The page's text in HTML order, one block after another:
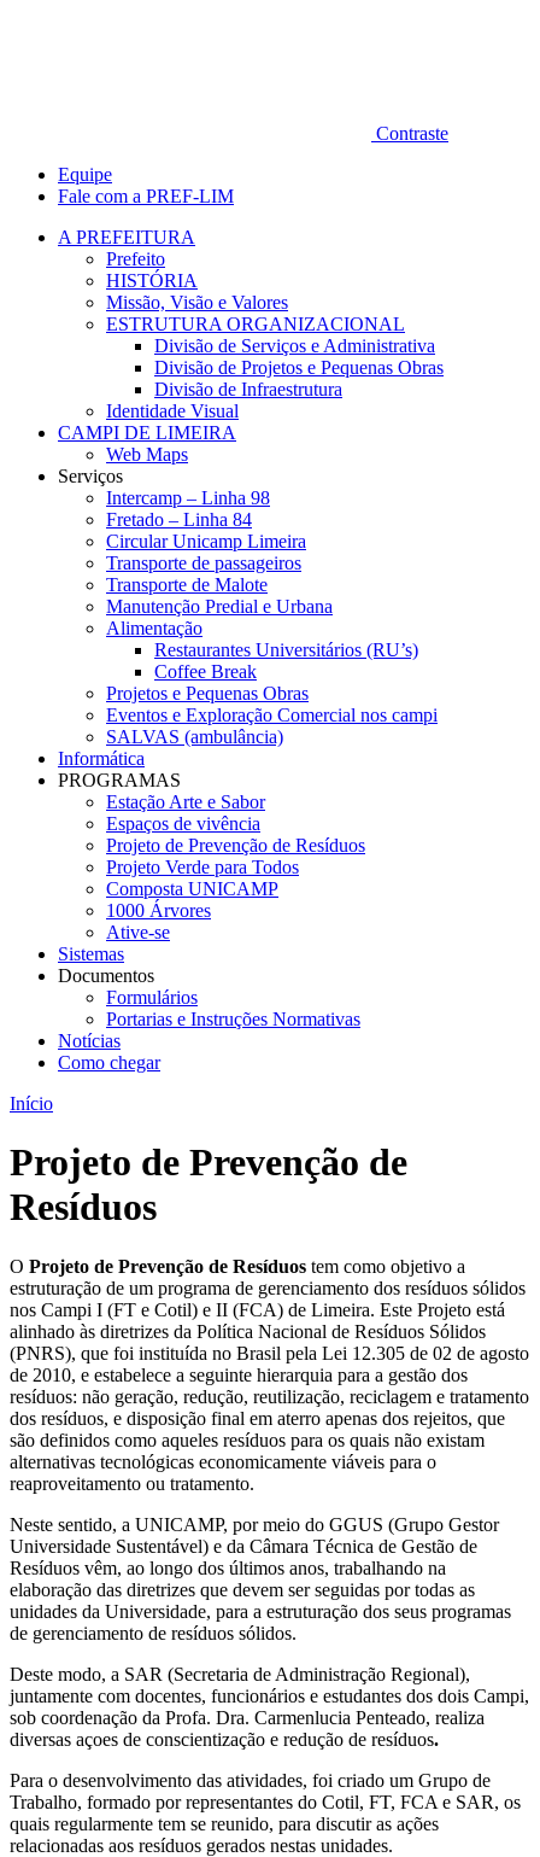
Contraste
Equipe
Fale com a PREF-LIM
A PREFEITURA
Prefeito
HISTÓRIA
Missão, Visão e Valores
ESTRUTURA ORGANIZACIONAL
Divisão de Serviços e Administrativa
Divisão de Projetos e Pequenas Obras
Divisão de Infraestrutura
Identidade Visual
CAMPI DE LIMEIRA
Web Maps
Serviços
Intercamp – Linha 98
Fretado – Linha 84
Circular Unicamp Limeira
Transporte de passageiros
Transporte de Malote
Manutenção Predial e Urbana
Alimentação
Restaurantes Universitários (RU’s)
Coffee Break
Projetos e Pequenas Obras
Eventos e Exploração Comercial nos campi
SALVAS (ambulância)
Informática
PROGRAMAS
Estação Arte e Sabor
Espaços de vivência
Projeto de Prevenção de Resíduos
Projeto Verde para Todos
Composta UNICAMP
1000 Árvores
Ative-se
Sistemas
Documentos
Formulários
Portarias e Instruções Normativas
Notícias
Como chegar
Início
Projeto de Prevenção de
Resíduos
O Projeto de Prevenção de Resíduos tem como objetivo a
estruturação de um programa de gerenciamento dos resíduos sólidos
nos Campi I (FT e Cotil) e II (FCA) de Limeira. Este Projeto está
alinhado às diretrizes da Política Nacional de Resíduos Sólidos
(PNRS), que foi instituída no Brasil pela Lei 12.305 de 02 de agosto
de 2010, e estabelece a seguinte hierarquia para a gestão dos
resíduos: não geração, redução, reutilização, reciclagem e tratamento
dos resíduos, e disposição final em aterro apenas dos rejeitos, que
são definidos como aqueles resíduos para os quais não existam
alternativas tecnológicas economicamente viáveis para o
reaproveitamento ou tratamento.
Neste sentido, a UNICAMP, por meio do GGUS (Grupo Gestor
Universidade Sustentável) e da Câmara Técnica de Gestão de
Resíduos vêm, ao longo dos últimos anos, trabalhando na
elaboração das diretrizes que devem ser seguidas por todas as
unidades da Universidade, para a estruturação dos seus programas
de gerenciamento de resíduos sólidos.
Deste modo, a SAR (Secretaria de Administração Regional),
juntamente com docentes, funcionários e estudantes dos dois Campi,
sob coordenação da Profa. Dra. Carmenlucia Penteado, realiza
diversas açoes de conscientização e redução de resíduos.
Para o desenvolvimento das atividades, foi criado um Grupo de
Trabalho, formado por representantes do Cotil, FT, FCA e SAR, os
quais regularmente tem se reunido, para discutir as ações
relacionadas aos resíduos gerados nestas unidades.